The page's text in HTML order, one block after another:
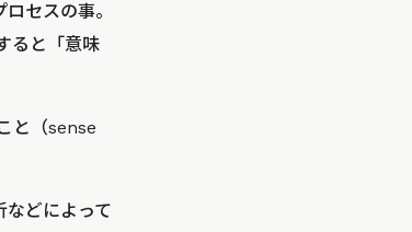
セスの事。
ると「意味
と（sense
などによって